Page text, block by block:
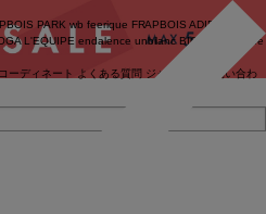
PARK wb feerique FRAPBOIS ADIEU
L'EQUIPE endalence unbilanc BIGI online store
コーディネート よくある質問 ジャーナル
お問い合わ